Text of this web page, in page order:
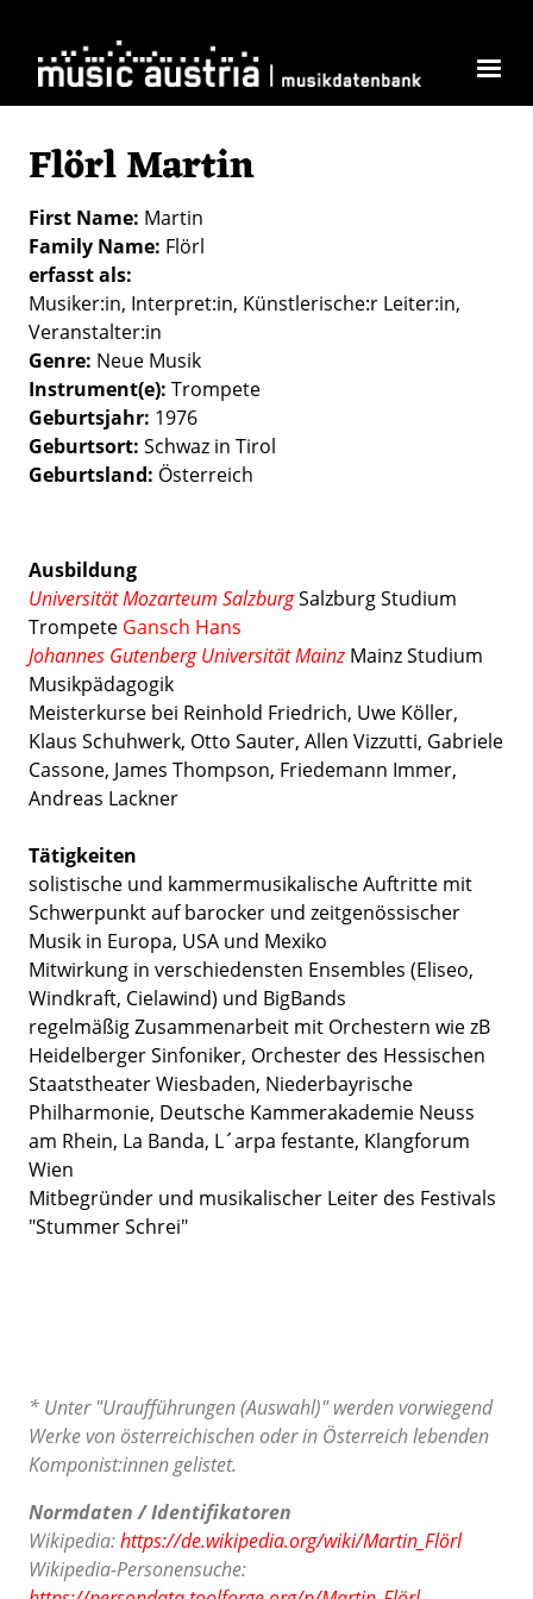
Flörl Martin
First Name Martin
Family Name Flörl
erfasst als
Musiker:in Interpret:in Künstlerische:r Leiter:in
Veranstalter:in
Genre Neue Musik
Instrument(e) Trompete
Geburtsjahr 1976
Geburtsort Schwaz in Tirol
Geburtsland Österreich
Ausbildung
Universität Mozarteum SalzburgSalzburg Studium
Trompete Gansch Hans
Johannes Gutenberg Universität Mainz Mainz Studium
Musikpädagogik
Meisterkurse bei Reinhold Friedrich, Uwe Köller,
Klaus Schuhwerk, Otto Sauter, Allen Vizzutti, Gabriele
Cassone, James Thompson, Friedemann Immer,
Andreas Lackner
Tätigkeiten
solistische und kammermusikalische Auftritte mit
Schwerpunkt auf barocker und zeitgenössischer
Musik in Europa, USA und Mexiko
Mitwirkung in verschiedensten Ensembles (Eliseo,
Windkraft, Cielawind) und BigBands
regelmäßig Zusammenarbeit mit Orchestern wie zB
Heidelberger Sinfoniker, Orchester des Hessischen
Staatstheater Wiesbaden, Niederbayrische
Philharmonie, Deutsche Kammerakademie Neuss
am Rhein, La Banda, L´arpa festante, Klangforum
Wien
Mitbegründer und musikalischer Leiter des Festivals
"Stummer Schrei"
* Unter "Uraufführungen (Auswahl)" werden vorwiegend
Werke von österreichischen oder in Österreich lebenden
Komponist:innen gelistet.
Normdaten / Identifikatoren
Wikipedia:https://de.wikipedia.org/wiki/Martin_Flörl
Wikipedia-Personensuche: